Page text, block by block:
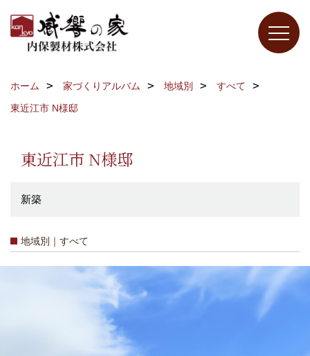
ホーム 家づくりアルバム 地域別
すべて
東近江市 N様邸
東近江市 N様邸
新築
地域別｜すべて